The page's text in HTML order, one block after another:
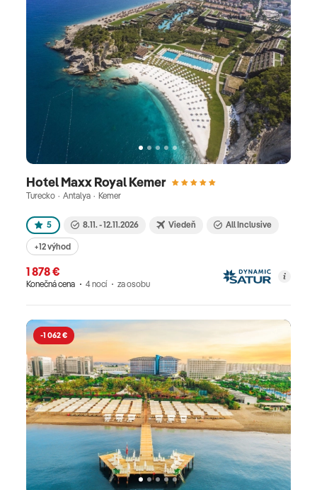
Hotel Maxx Royal Kemer
Turecko · Antalya · Kemer
5 8.11. - 12.11.2026 Viedeň All Inclusive
+12 výhod
1 878 €
Konečná cena 4 nocí za osobu
-1 062 €